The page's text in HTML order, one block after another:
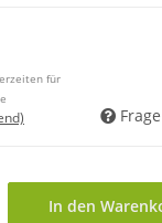
für
In den